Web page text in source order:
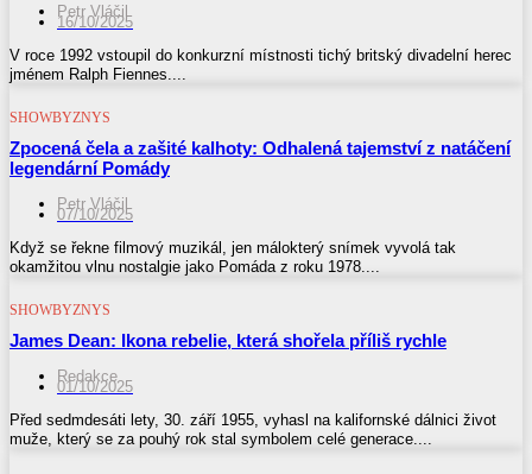
Petr Vláčil
16/10/2025
V roce 1992 vstoupil do konkurzní místnosti tichý britský divadelní herec
jménem Ralph Fiennes....
SHOWBYZNYS
Zpocená čela a zašité kalhoty: Odhalená tajemství z natáčení
legendární Pomády
Petr Vláčil
07/10/2025
Když se řekne filmový muzikál, jen málokterý snímek vyvolá tak
okamžitou vlnu nostalgie jako Pomáda z roku 1978....
SHOWBYZNYS
James Dean: Ikona rebelie, která shořela příliš rychle
Redakce
01/10/2025
Před sedmdesáti lety, 30. září 1955, vyhasl na kalifornské dálnici život
muže, který se za pouhý rok stal symbolem celé generace....